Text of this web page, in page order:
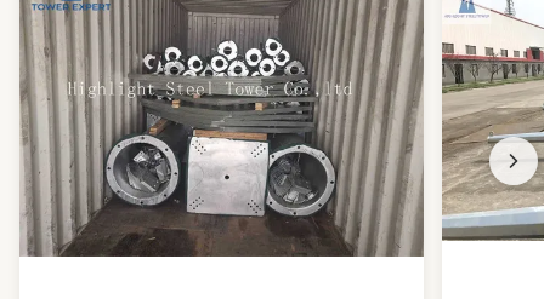
Antenna Load: 顧客の要求に応じて
Climbing Ladder: 外部の
Wind Resistance: 最高340km/h
Character: フルチューブラーまたはアングルブレーシング
High Light: 鋼アンテナ塔の固定支架 ,
アンテナ塔の固定支架 15年 ,
シングルアンテナ塔の支架